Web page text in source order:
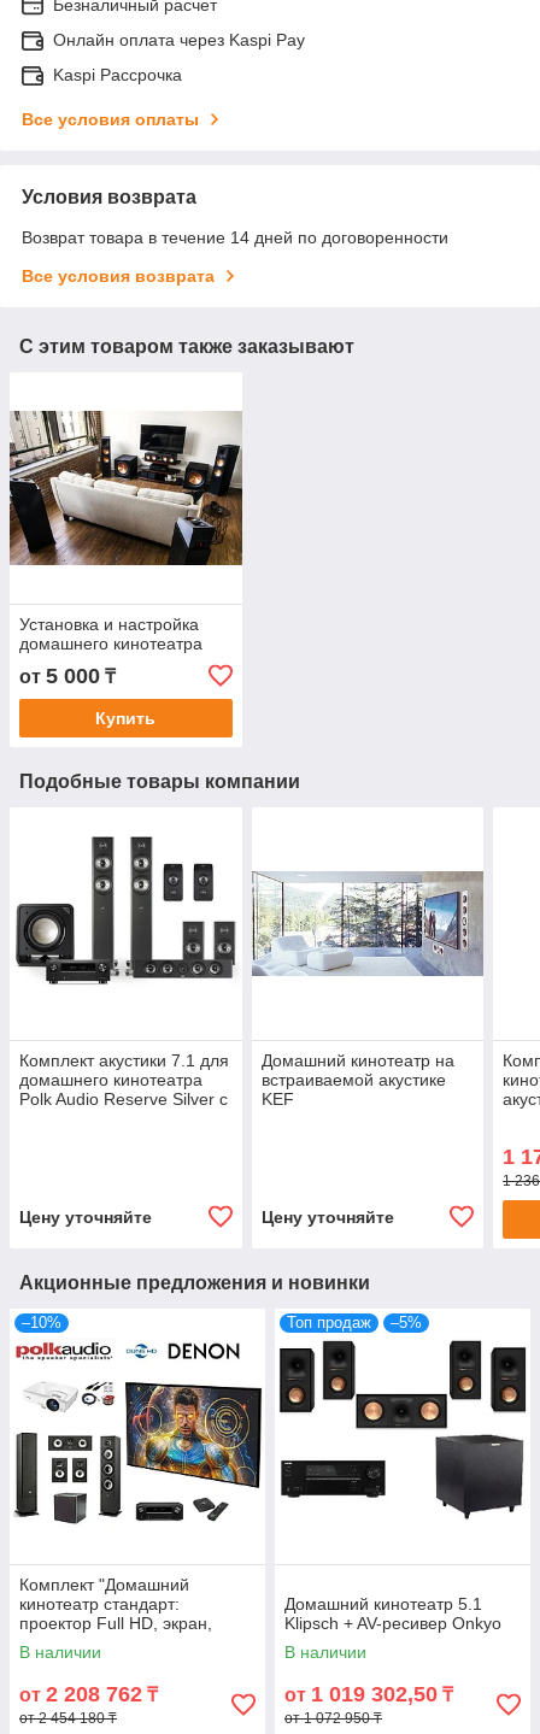
Безналичный расчет
Онлайн оплата через Kaspi Pay
Kaspi Рассрочка
Все условия оплаты
Условия возврата
Возврат товара в течение 14 дней по договоренности
Все условия возврата
С этим товаром также заказывают
Установка и настройка
домашнего кинотеатра
от 5 000 ₸
Купить
Подобные товары компании
Комплект акустики 7.1 для
домашнего кинотеатра
Polk Audio Reserve Silver с
Цену уточняйте
Домашний кинотеатр на
встраиваемой акустике
KEF
Цену уточняйте
1
1
Акционные предложения и новинки
–10%
Комплект "Домашний
кинотеатр стандарт:
проектор Full HD, экран,
акустика Polk MXT 5.1"
В наличии
от 2 208 762 ₸
от 2 454 180 ₸
Топ продаж –5%
Домашний кинотеатр 5.1
Klipsch + AV-ресивер Onkyo
В наличии
от 1 019 302,50 ₸
от 1 072 950 ₸